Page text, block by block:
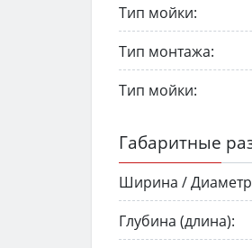
Тип мойки:
Тип монтажа:
Тип мойки:
Габаритные
Ширина /
Глубина (длина):